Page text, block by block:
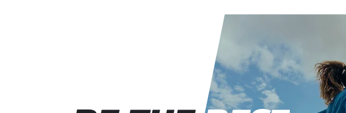
Everyday Lightweight
No-Show Training Socks (3
SCHWEISSABLEITENDER TRAGEKOMFORT. Mit